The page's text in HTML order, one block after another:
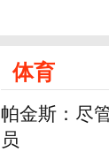
体育
帕金斯：尽
员